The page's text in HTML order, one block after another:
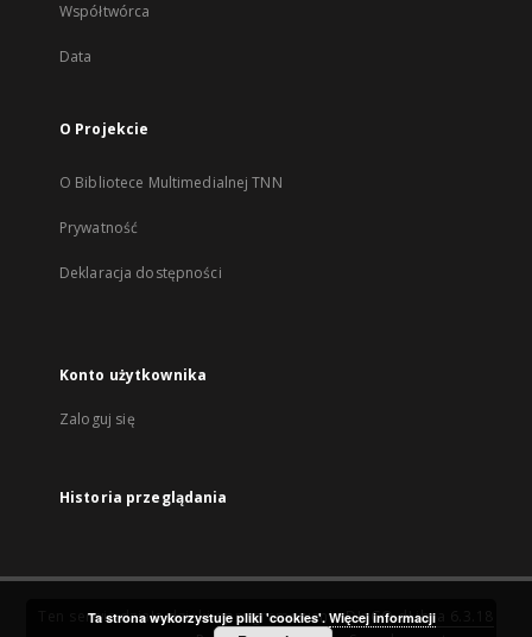
Współtwórca
Data
O Projekcie
O Bibliotece Multimedialnej TNN
Prywatność
Deklaracja dostępności
Konto użytkownika
Zaloguj się
Historia przeglądania
Ten serwis działa dzięki oprogramowaniuDInGO dLibra 6.3.18
Ta strona wykorzystuje pliki 'cookies'. Więcej informacji